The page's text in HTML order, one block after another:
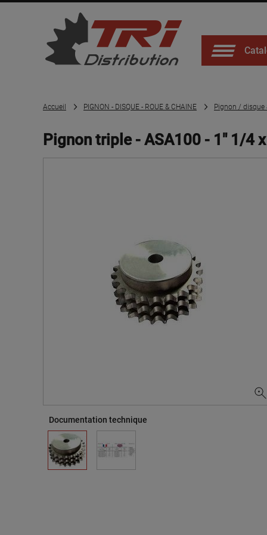
Accueil PIGNON - DISQUE - ROUE & CHAINE Pignon / disque
Pignon triple - ASA100 - 1" 1/4
Documentation technique